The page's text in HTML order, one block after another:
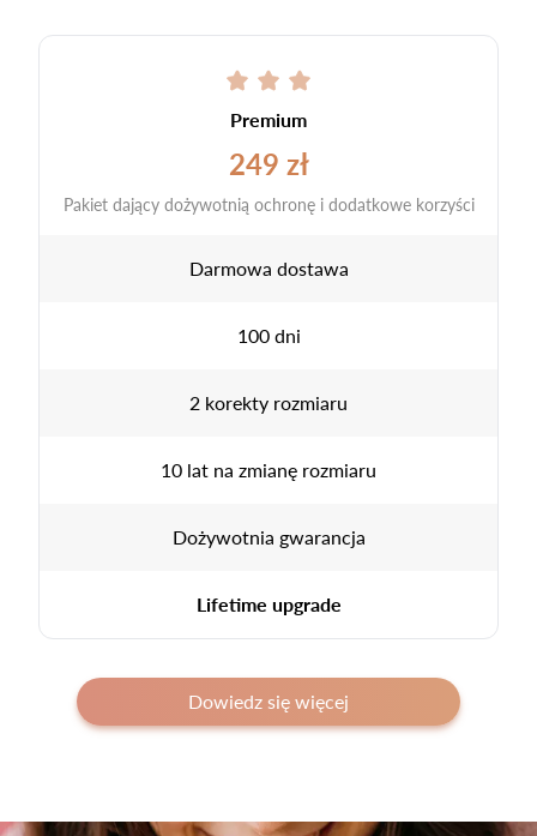
Premium
249 zł
Pakiet dający dożywotnią ochronę i dodatkowe korzyści
Darmowa dostawa
100 dni
2 korekty rozmiaru
10 lat na zmianę rozmiaru
Dożywotnia gwarancja
Lifetime upgrade
Dowiedz się więcej